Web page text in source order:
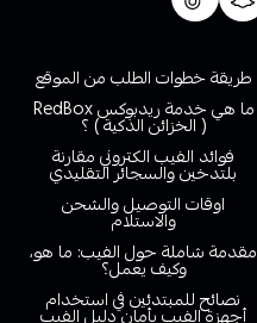
طريقة خطوات الطلب من الموقع
ما هي خدمة ريدبوكس RedBox
( الخزائن الذكية ) ؟
فوائد الفيب الكتروني مقارنة
بلتدخين والسجائر التقليدي
اوقات التوصيل والشحن
والاستلام
مقدمة شاملة حول الفيب: ما هو،
وكيف يعمل؟
نصائح للمبتدئين في استخدام
أجهزة الفيب بأمان دليل الفيب